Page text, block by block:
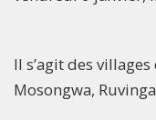
Il s’agit des
Mosongwa,